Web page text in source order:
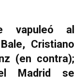
vapuleó al
Cristiano
(en contra);
Madrid se